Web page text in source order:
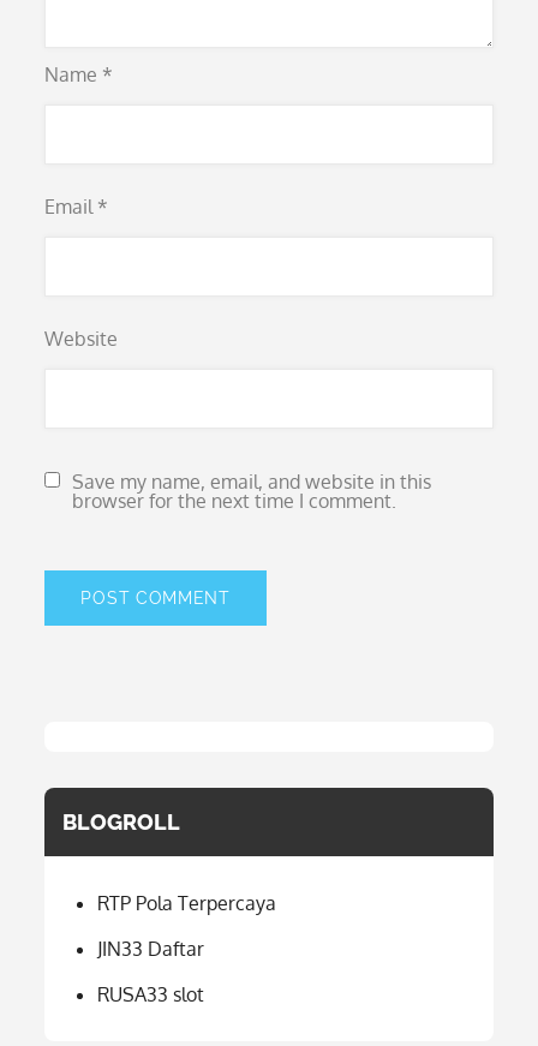
Name *
Email *
Website
Save my name, email, and website in this
browser for the next time I comment.
BLOGROLL
RTP Pola Terpercaya
JIN33 Daftar
RUSA33 slot